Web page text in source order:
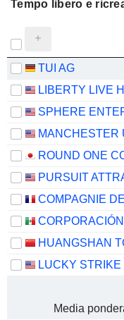
Tempo libero e
TUI AG
COMPAGNIE
Media